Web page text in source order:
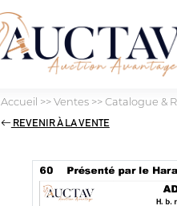
Accueil >>Ventes>>Catalogue &
REVENIR À LA VENTE